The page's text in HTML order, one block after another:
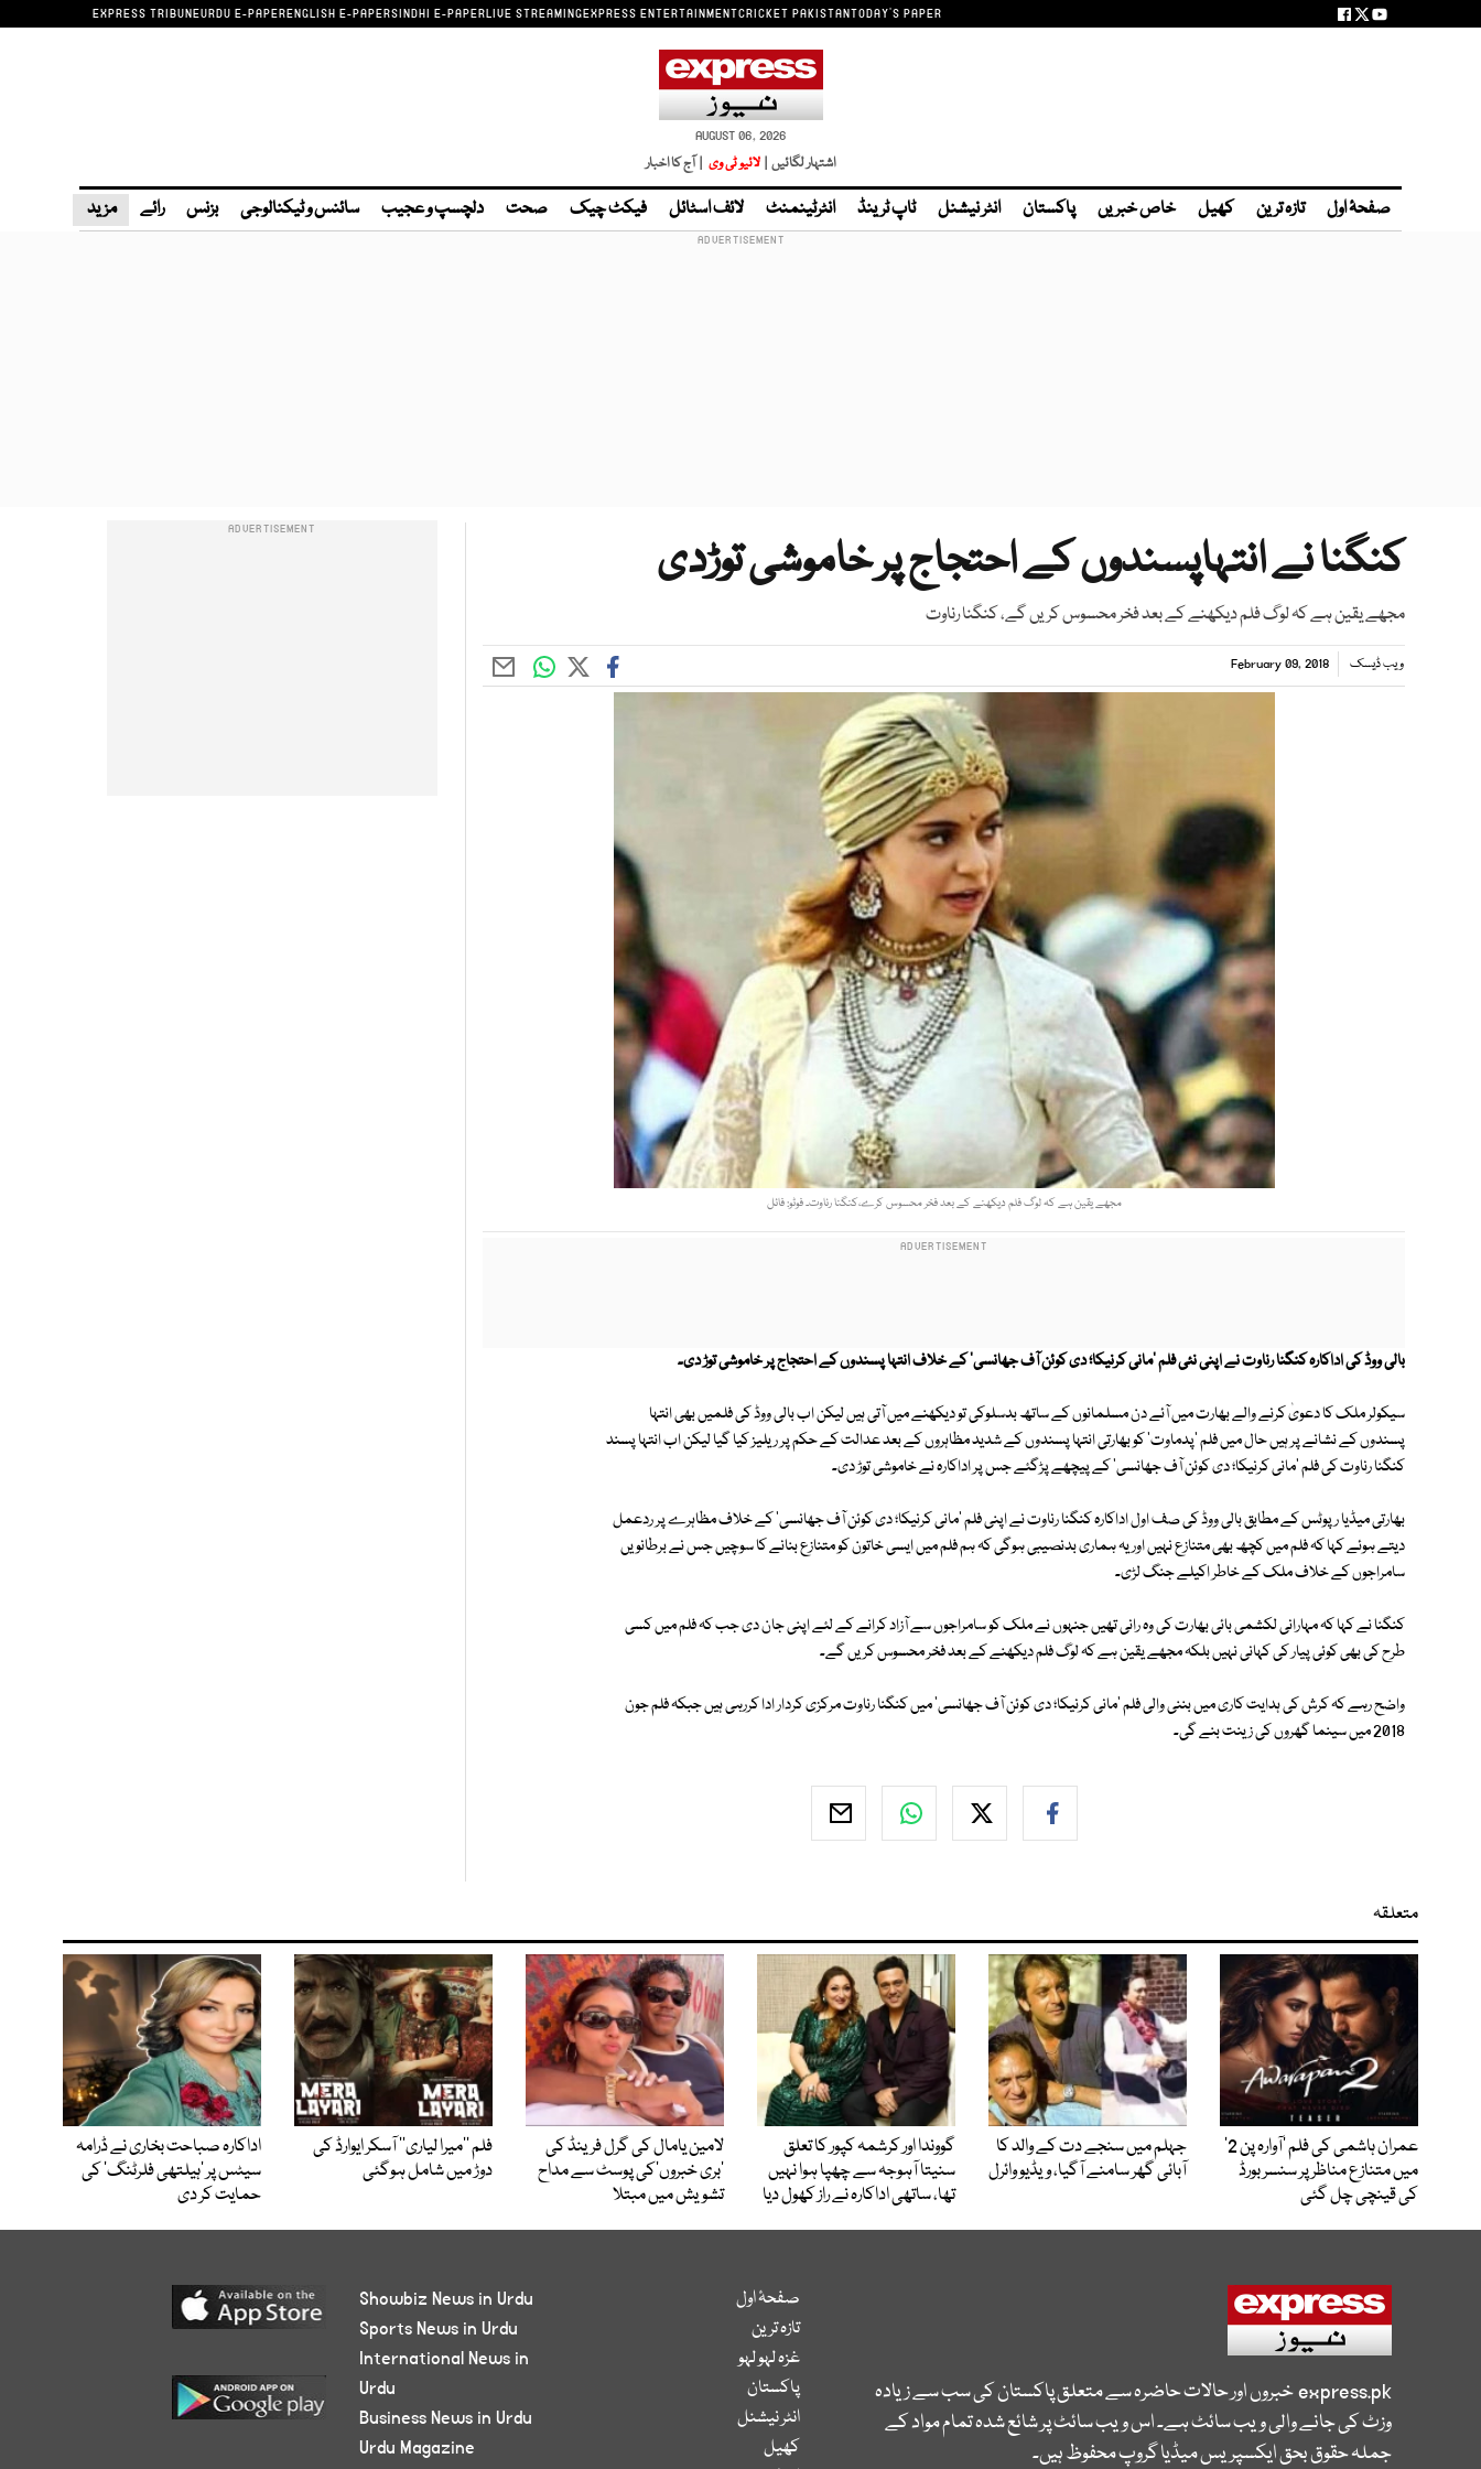
EXPRESS TRIBUNEURDU E-PAPERENGLISH E-PAPERSINDHI E-PAPERLIVE STREAMINGEXPRESS ENTERTAINMENTCRICKET PAKISTANTODAY'S PAPER
AUGUST 06, 2026
اشتہار لگائیں | لائیو ٹی وی | آج کا اخبار
صفحۂ اول تازہ ترین کھیل خاص خبریں پاکستان انٹر نیشنل ٹاپ ٹرینڈ انٹرٹینمنٹ لائف اسٹائل فیکٹ چیک صحت دلچسپ و عجیب سائنس و ٹیکنالوجی بزنس رائے مزید
کنگنا نے انتہاپسندوں کے احتجاج پر خاموشی توڑدی
مجھے یقین ہے کہ لوگ فلم دیکھنے کے بعد فخر محسوس کریں گے، کنگنا رناوت
ویب ڈیسک February 09, 2018
مجھے یقین ہے کہ لوگ فلم دیکھنے کے بعد فخر محسوس کرے،کنگنا رناوت۔ فوٹو: فائل
بالی ووڈ کی اداکارہ کنگنا رناوت نے اپنی نئی فلم 'مانی کرنیکا؛ دی کوئن آف جھانسی' کے خلاف انتہا پسندوں کے احتجاج پر خاموشی توڑ دی۔
سیکولر ملک کا دعویٰ کرنے والے بھارت میں آئے دن مسلمانوں کے ساتھ بدسلوکی تو دیکھنے میں آتی ہیں لیکن اب بالی ووڈ کی فلمیں بھی انتہا
پسندوں کے نشانے پر ہیں حال میں فلم 'پدماوت' کو بھارتی انتہا پسندوں کے شدید مظاہروں کے بعد عدالت کے حکم پر ریلیز کیا گیا لیکن اب انتہا پسند
کنگنا رناوت کی فلم 'مانی کرنیکا؛ دی کوئن آف جھانسی' کے پیچھے پڑگئے جس پر اداکارہ نے خاموشی توڑ دی۔
بھارتی میڈیا رپوٹس کے مطابق بالی ووڈ کی صف اول اداکارہ کنگنا رناوت نے اپنی فلم 'مانی کرنیکا؛ دی کوئن آف جھانسی' کے خلاف مظاہرے پر ردعمل
دیتے ہوئے کہا کہ فلم میں کچھ بھی متنازع نہیں اور یہ ہماری بدنصیبی ہوگی کہ ہم فلم میں ایسی خاتون کو متنازع بنانے کا سوچیں جس نے برطانویں
سامراجوں کے خلاف ملک کے خاطر اکیلے جنگ لڑی۔
کنگنا نے کہا کہ مہارانی لکشمی بائی بھارت کی وہ رانی تھیں جنہوں نے ملک کو سامراجوں سے آزاد کرانے کے لئے اپنی جان دی جب کہ فلم میں کسی
طرح کی بھی کوئی پیار کی کہانی نہیں بلکہ مجھے یقین ہے کہ لوگ فلم دیکھنے کے بعد فخر محسوس کریں گے۔
واضح رہے کہ کرش کی ہدایت کاری میں بننی والی فلم 'مانی کرنیکا؛ دی کوئن آف جھانسی' میں کنگنا رناوت مرکزی کردار ادا کررہی ہیں جبکہ فلم جون
2018 میں سینما گھروں کی زینت بنے گی۔
متعلقہ
عمران ہاشمی کی فلم ’آوارہ پن 2‘
میں متنازع مناظر پر سنسر بورڈ
کی قینچی چل گئی
جہلم میں سنجے دت کے والد کا
آبائی گھر سامنے آگیا، ویڈیو وائرل
گووندا اور کرشمہ کپور کا تعلق
سنیتا آہوجہ سے چھپا ہوا نہیں
تھا، ساتھی اداکارہ نے راز کھول دیا
لامین یامال کی گرل فرینڈ کی
’بری خبروں‘کی پوسٹ سے مداح
تشویش میں مبتلا
فلم ’’میرا لیاری‘‘ آسکر ایوارڈ کی
دوڑ میں شامل ہوگئی
اداکارہ صباحت بخاری نے ڈرامہ
سیٹس پر ’ہیلتھی فلرٹنگ‘ کی
حمایت کر دی
express.pkخبروں اور حالات حاضرہ سے متعلق پاکستان کی سب سے زیادہ
وزٹ کی جانے والی ویب سائٹ ہے۔ اس ویب سائٹ پر شائع شدہ تمام مواد کے
جملہ حقوق بحق ایکسپریس میڈیا گروپ محفوظ ہیں۔
صفحۂ اول
تازہ ترین
غزہ لہو لہو
پاکستان
انٹر نیشنل
کھیل
Showbiz News in Urdu
Sports News in Urdu
International News in
Urdu
Business News in Urdu
Urdu Magazine